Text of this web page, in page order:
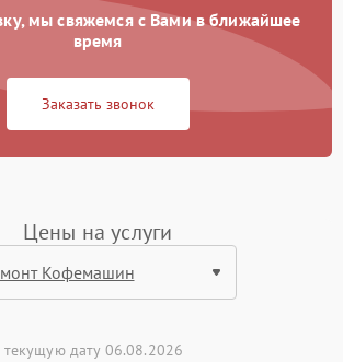
мы свяжемся с Вами в ближайшее
время
Заказать звонок
Цены на услуги
дату 06.08.2026